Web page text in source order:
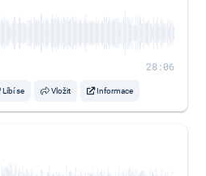
28:06
Líbí se Vložit Informace